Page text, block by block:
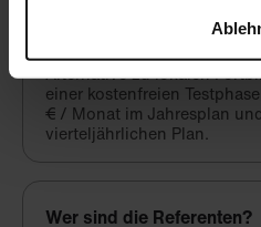
Crocodile ist eine
Alternative zu lokalen
einer kostenfreien
€ / Monat im Jahresplan
vierteljährlichen Plan.
Wer sind die Referenten?